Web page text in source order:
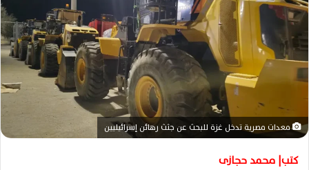
ي
د
ل
ك
ت
ر
و
ن
معدات مصرية تدخل غزة للبحث عن جثث رهائن إسرائيليين
كتب| محمد حجازى